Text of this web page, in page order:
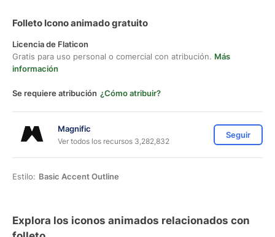
Folleto Icono animado gratuito
Licencia de Flaticon
Gratis para uso personal o comercial con atribución. Más
información
Se requiere atribución ¿Cómo atribuir?
Magnific
Ver todos los recursos 3,282,832
Seguir
Estilo: Basic Accent Outline
Explora los iconos animados relacionados con